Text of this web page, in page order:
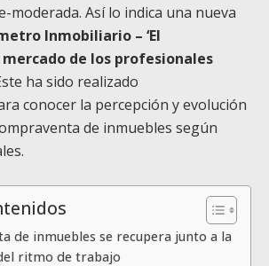
moderada. Así lo indica una nueva
Inmobiliario – ‘El
de los profesionales
ha sido realizado
conocer la percepción y evolución
de inmuebles según
de inmuebles se recupera junto a la
ritmo de trabajo